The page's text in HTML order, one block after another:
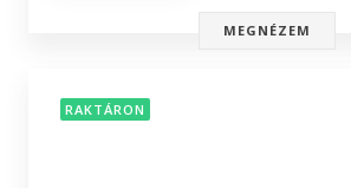
MEGNÉZEM
RAKTÁRON